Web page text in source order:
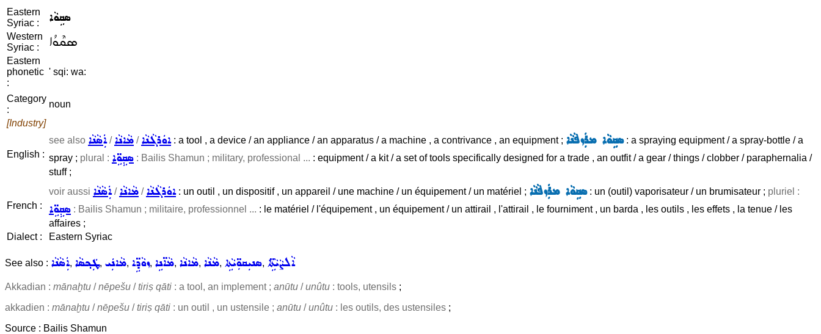
Eastern
Syriac :
ܣܩܹܘܵܐ
Western
Syriac :
ܣܩܶܘܳܐ
Eastern
phonetic
:
' sqi: wa:
Category
:
noun
[Industry]
English :
see also ܐܲܣܵܢܵܐ/ܡܵܐܢܵܐ /ܐܘܿܪܓܵܢܵܐ: a tool , a device / an appliance / an apparatus / a machine , a contrivance , an equipment ; ܣܩܹܘܵܐ ܡܪܲܙܦܵܢܵܐ: a spraying equipment / a spray-bottle / a
spray ; plural : ܣܩܹܘܹ̈ܐ : Bailis Shamun ; military, professional ... : equipment / a kit / a set of tools specifically designed for a trade , an outfit / a gear / things / clobber / paraphernalia /
stuff ;
French :
voir aussi ܐܲܣܵܢܵܐ/ܡܵܐܢܵܐ /ܐܘܿܪܓܵܢܵܐ: un outil , un dispositif , un appareil / une machine / un équipement / un matériel ; ܣܩܹܘܵܐ ܡܪܲܙܦܵܢܵܐ: un (outil) vaporisateur / un brumisateur ; pluriel :
ܣܩܹܘܹ̈ܐ : Bailis Shamun ; militaire, professionnel ... : le matériel / l'équipement , un équipement / un attirail , l'attirail , le fourniment , un barda , les outils , les effets , la tenue / les
affaires ;
Dialect :
Eastern Syriac
See also : ܐܲܣܵܢܵܐ, ܛܲܟ݂ܣܵܐ, ܡܵܐܢܲܝ, ܙܘܵܕܹ̈ܐ, ܡܵܐ̈ܢܹܐ, ܡܵܐܢܵܐ, ܡܵܢܵܐ, ܣܢܝܼܩܘܼ̈ܝܵܬܹܐ, ܐܵܠܨܵܝܵܬܹ̈ܐ
Akkadian : mānaḫtu /nēpešu /tiriṣ qāti : a tool, an implement ; anūtu /unûtu : tools, utensils ;
akkadien : mānaḫtu /nēpešu /tiriṣ qāti : un outil , un ustensile ; anūtu /unûtu : les outils, des ustensiles ;
Source : Bailis Shamun